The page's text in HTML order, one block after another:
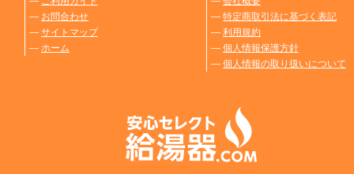
― お問合わせ
― サイトマップ
― ホーム
― 特定商取引法に基づく表記
― 利用規約
― 個人情報保護方針
― 個人情報の取り扱いについて